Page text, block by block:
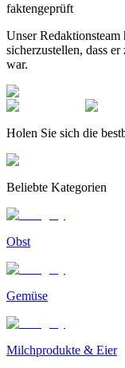
faktengeprüft
Unser
sicherzustellen, dass
war.
Holen Sie sich die
Beliebte Kategorien
Obst
Gemüse
Milchprodukte & Eier